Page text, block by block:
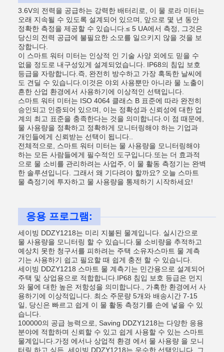
3.6V의 전력을 공급하는 강력한 배터리로, 이 물 로라 미터는
오래 지속될 수 있도록 설계되어 있으며, 앞으로 몇 년 동안
정확한 측정을 제공할 수 있습니다.≤ 5 UA에서 측정, 그것은
당신의 전력 공급에 불필요한 소모를 일으키지 않을 것을 보
장합니다.
이 스마트 워터 미터는 인상적 인 기술 사양 외에도 믿을 수
없을 정도로 내구성있게 설계되었습니다. IP68의 침입 보호
등급을 자랑합니다.즉, 완전히 방수하고 가장 혹독한 날씨에
도 견딜 수 있습니다.이것은 야외 사용뿐만 아니라 물 노출이
흔한 산업 환경에서 사용하기에 이상적인 선택입니다.
스마트 워터 미터는 ISO 4064 클래스 B 표준에 따라 완전히
승인되고 인증되어 있으며, 이는 정확성과 신뢰성에 대한 업
계의 최고 표준을 충족한다는 것을 의미합니다.이 점 때문에,
물 사용량을 정확하고 정확하게 모니터링해야 하는 기업과
개인들에게 신뢰받는 선택이 됩니다..
전체적으로, 스마트 워터 미터는 물 사용량을 모니터링해야
하는 모든 사람들에게 필수적인 도구입니다.또는 더 효과적
으로 물 소비를 관리하려는 사업주, 이 물 활동 측정기는 완벽
한 솔루션입니다. 그래서 왜 기다려야 할까요? 오늘 스마트
물 측정기에 투자하고 물 사용량을 통제하기 시작하세요!
응용 프로그램:
세이빙 DDZY1218는 미리 지불된 물계입니다. 실시간으로
물 사용량을 모니터링 할 수 있습니다.물 소비량을 추적하고
예상치 못한 청구서를 피하려는 주택 소유자스마트 물 계측
기는 사용하기 쉽고 필요할 때 쉽게 충전 할 수 있습니다.
세이빙 DDZY1218 스마트 물 계측기는 민간용으로 설계되어
주택 및 상업용으로 적합합니다.IP68 침입 보호 등급은 먼지
와 물에 대한 높은 저항성을 의미합니다., 가혹한 환경에서 사
용하기에 이상적입니다. 최소 주문량 5개와 배송시간 7-15
일, 당신은 빠르고 쉽게 이 물 활동 측정기를 손에 넣을 수 있
습니다.
100000의 공급 능력으로, Saving DDZY1218는 다양한 응용
분야에 적합하며 신뢰할 수 있고 쉽게 사용할 수 있는 스마트
물계입니다.가정 에서나 상업적 환경 에서 물 사용량 을 모니
터링 하고 싶든, 세이빙 DDZY1218는 우수한 선택입니다. 그